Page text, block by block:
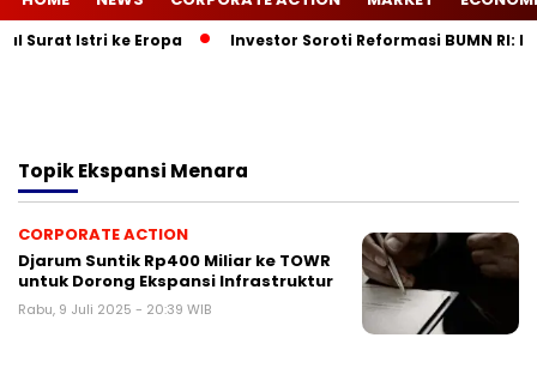
Surat Istri ke Eropa Investor Soroti Reformasi BUMN RI:
TopikEkspansi Menara
CORPORATE ACTION
Djarum Suntik Rp400 Miliar ke TOWR
untuk Dorong Ekspansi Infrastruktur
Rabu, 9 Juli 2025 - 20:39 WIB